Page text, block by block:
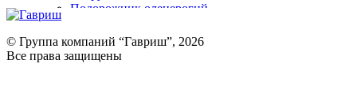
Подорожник оленерогий
Ревень
Рукола
Рута
© Группа компаний “Гавриш”, 2026
Все права защищены